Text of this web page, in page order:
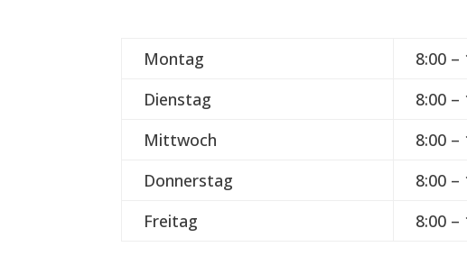
Montag
8:00 –
Dienstag
8:00 –
Mittwoch
8:00 –
Donnerstag
8:00 –
Freitag
8:00 –